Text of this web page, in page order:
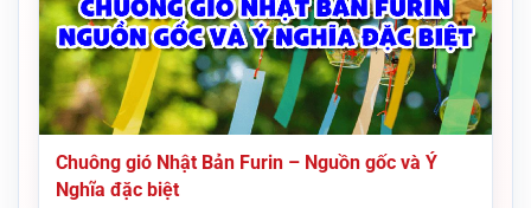
Chuông gió Nhật Bản Furin – Nguồn gốc và Ý
Nghĩa đặc biệt